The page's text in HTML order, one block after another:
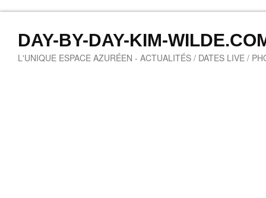
DAY-BY-DAY-KIM-
L'UNIQUE ESPACE AZURÉEN - ACTUALITÉS / DATES LIVE /